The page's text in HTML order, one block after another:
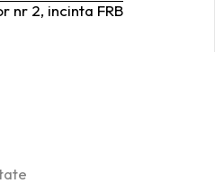
nr 2, incinta FRB